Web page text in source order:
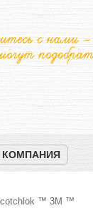
КОМПАНИЯ
™ 3M ™